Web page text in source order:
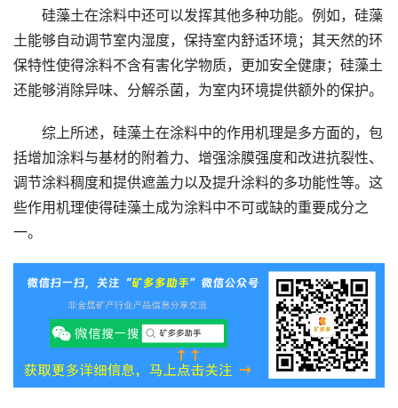
硅藻土在涂料中还可以发挥其他多种功能。例如，硅藻
土能够自动调节室内湿度，保持室内舒适环境；其天然的环
保特性使得涂料不含有害化学物质，更加安全健康；硅藻土
还能够消除异味、分解杀菌，为室内环境提供额外的保护。
综上所述，硅藻土在涂料中的作用机理是多方面的，包
括增加涂料与基材的附着力、增强涂膜强度和改进抗裂性、
调节涂料稠度和提供遮盖力以及提升涂料的多功能性等。这
些作用机理使得硅藻土成为涂料中不可或缺的重要成分之
一。